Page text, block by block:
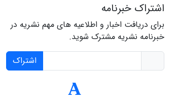
اشتراک خبرنامه
برای دریافت اخبار و اطلاعیه های مهم نشریه در
خبرنامه نشریه مشترک شوید.
اشتراک